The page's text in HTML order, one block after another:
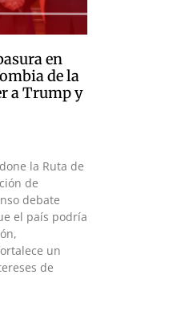
en
de la
a Trump y
la Ruta de
de
debate
el país podría
un
de